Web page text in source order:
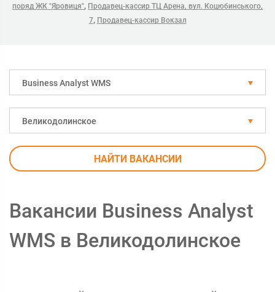
поряд ЖК "Яровиця", Продавец-кассир ТЦ Арена, вул. Коцюбинського,
7, Продавец-кассир Вокзал
Business Analyst WMS
Великодолинское
НАЙТИ ВАКАНСИИ
Вакансии Business Analyst
WMS в Великодолинское